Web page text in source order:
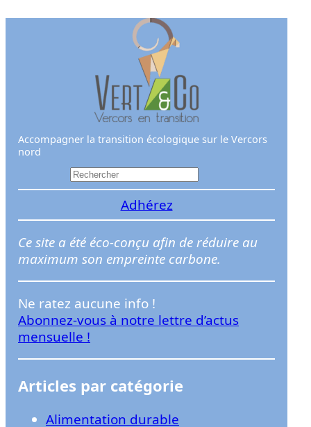
Accompagner la transition écologique sur le Vercors
nord
e
h
e
r
e
r
Adhérez
Ce site a été éco-conçu afin de réduire au
maximum son empreinte carbone.
Ne ratez aucune info !
Abonnez-vous à notre lettre d’actus
mensuelle !
Articles par catégorie
Alimentation durable